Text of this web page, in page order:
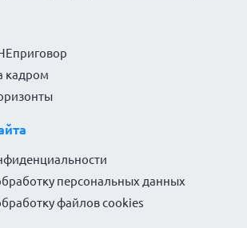
кадром
персональных данных
файлов cookies